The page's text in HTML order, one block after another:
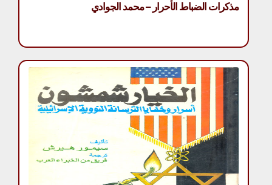
مذكرات الضباط الأحرار – محمد الجوادي